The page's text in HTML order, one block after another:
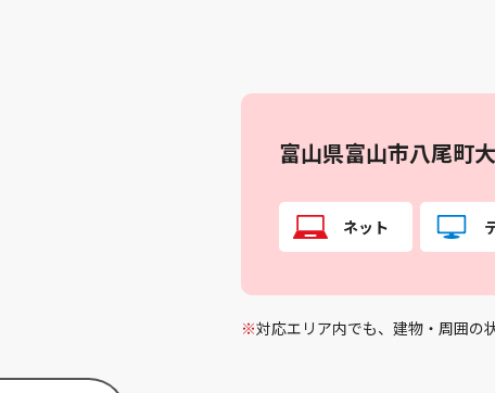
富山県富山市八尾町
ネット
※対応エリア内でも、建物・周囲の